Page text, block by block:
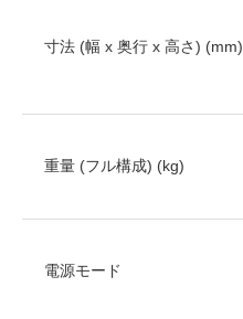
寸法 (幅 x 奥行 x 高さ) (mm)
重量 (フル構成) (kg)
電源モード